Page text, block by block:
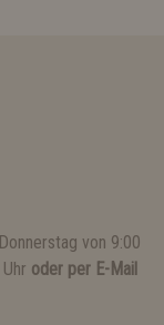
von 9:00
oder per E-Mail